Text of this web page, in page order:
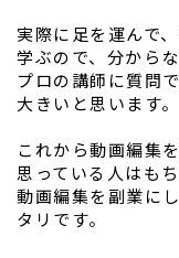
実際に足を運んで
学ぶので、分から
プロの講師に質問
大きいと思います。
これから動画編集
思っている人はもち
動画編集を副業に
タリです。